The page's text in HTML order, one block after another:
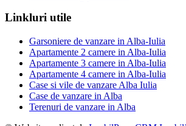
Linkluri utile
Garsoniere de vanzare in Alba-Iulia
Apartamente 2 camere in Alba-Iulia
Apartamente 3 camere in Alba-Iulia
Apartamente 4 camere in Alba-Iulia
Case si vile de vanzare Alba Iulia
Case de vanzare in Alba
Terenuri de vanzare in Alba